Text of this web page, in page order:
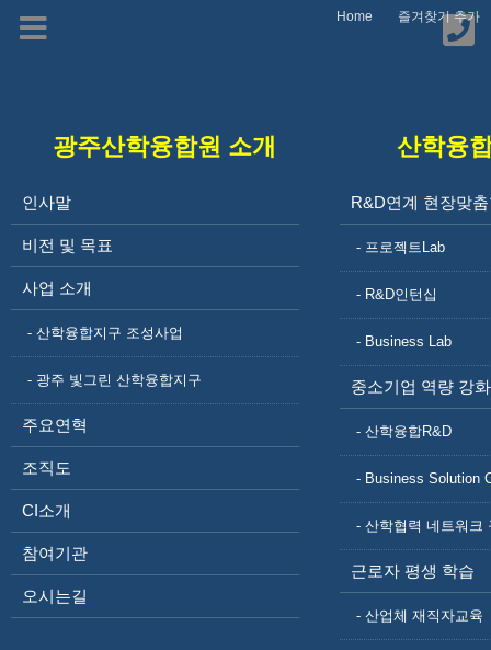
Home 즐겨찾기 추가
광주산학융합원 소개
인사말
비전 및 목표
사업 소개
- 산학융합지구 조성사업
- 광주 빛그린 산학융합지구
주요연혁
조직도
CI소개
참여기관
오시는길
산학융
R&D연계 현장맞
- 프로젝트Lab
- R&D인턴십
- Business Lab
중소기업 역량 강화
- 산학융합R&D
- Business Solution
- 산학협력 네트워크
근로자 평생 학습
- 산업체 재직자교육
비전 및 목표
산학융합지구 조성사업
광주 빛그린 산학융합지구
주요연혁
CI소개